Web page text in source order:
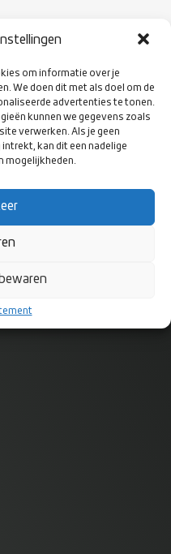
om informatie over je
We doen dit met als doel om de
advertenties te tonen.
kunnen we gegevens zoals
verwerken. Als je geen
kan dit een nadelige
mogelijkheden.